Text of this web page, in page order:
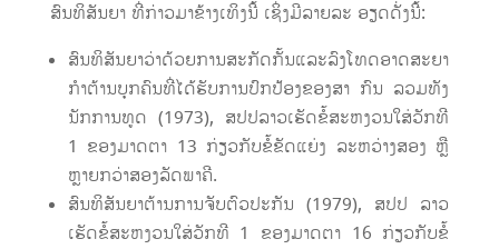
ສົນທິສັນຍາ ທີ່ກ່າວມາຂ້າງເທິງນີ້ ເຊິ່ງມີລາຍລະ ອຽດດັ່ງນີ້:
ສົນທິສັນຍາວ່າດ້ວຍການສະກັດກັ້ນແລະລົງໂທດອາດສະຍາ
ກຳຕ້ານບຸກຄົນທີ່ໄດ້ຮັບການປົກປ້ອງຂອງສາ ກົນ ລວມທັງ
ນັກການທູດ (1973), ສປປລາວເຮັດຂໍ້ສະຫງວນໃສ່ວັກທີ
1 ຂອງມາດຕາ 13 ກ່ຽວກັບຂໍ້ຂັດແຍ່ງ ລະຫວ່າງສອງ ຫຼື
ຫຼາຍກວ່າສອງລັດພາຄີ.
ສົນທິສັນຍາຕ້ານການຈັບຕົວປະກັນ (1979), ສປປ ລາວ
ເຮັດຂໍ້ສະຫງວນໃສ່ວັກທີ 1 ຂອງມາດຕາ 16 ກ່ຽວກັບຂໍ້